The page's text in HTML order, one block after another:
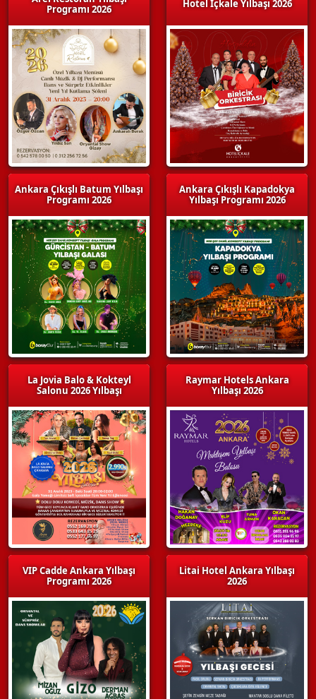
Programı 2026
Ankara Çıkışlı Batum Yılbaşı
Programı 2026
La Jovia Balo & Kokteyl
Salonu 2026 Yılbaşı
VIP Cadde Ankara Yılbaşı
Programı 2026
Hotel İçkale Yılbaşı 2026
Ankara Çıkışlı Kapadokya
Yılbaşı Programı 2026
Raymar Hotels Ankara
Yılbaşı 2026
Litai Hotel Ankara Yılbaşı
2026